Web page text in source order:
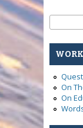
Search
On
On